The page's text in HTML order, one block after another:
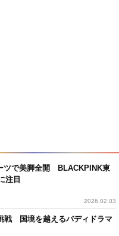
ツで美脚全開 BLACKPINK東
注目
2026.02.03
戦 国境を越えるバディドラマ